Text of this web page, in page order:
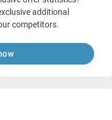
additional
competitors.